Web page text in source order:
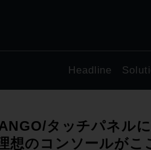
Headline
タッチパネル
想のコンソールがこ